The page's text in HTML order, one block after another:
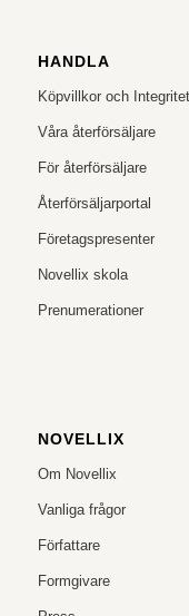
HANDLA
Köpvillkor och
Våra återförsäljare
För återförsäljare
Återförsäljarportal
Företagspresenter
Novellix skola
Prenumerationer
NOVELLIX
Om Novellix
Vanliga frågor
Författare
Formgivare